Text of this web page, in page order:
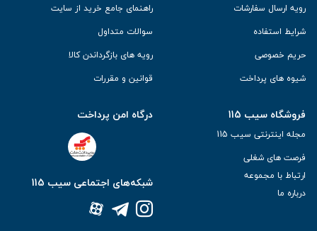
رویه ارسال سفارشات
شرایط استفاده
حریم خصوصی
شیوه های پرداخت
راهنمای جامع خرید از سایت
سوالات متداول
رویه های بازگرداندن کالا
قوانین و مقررات
فروشگاه سیب 115
مجله اینترنتی سیب 115
فرصت های شغلی
ارتباط با مجموعه
درباره ما
درگاه امن پرداخت
شبکه‌های اجتماعی سیب 115